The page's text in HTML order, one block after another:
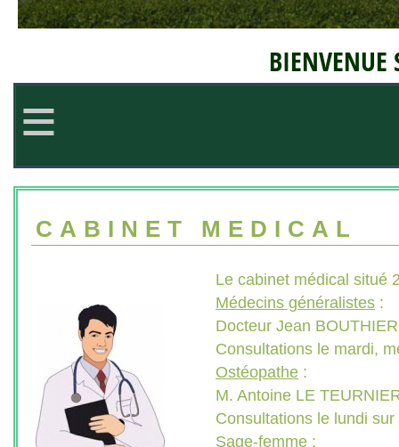
BIENVENUE
≡
CABINET MEDICAL
Le cabinet médical situé
Médecins généralistes :
Docteur Jean
Consultations le mardi,
Ostéopathe :
M. Antoine LE
Consultations le lundi
Sage-femme :